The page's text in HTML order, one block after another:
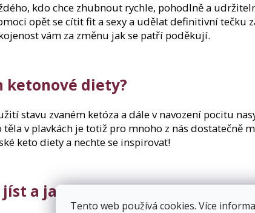
Tento web používá cookies. Více
kdo chce zhubnout rychle, pohodlně a
opět se cítit fit a sexy a udělat definitivní
vám za změnu jak se patří poděkují.
ketonové diety?
stavu zvaném ketóza a dále v navození pocitu
těla v plavkách je totiž pro mnoho z nás
keto diety a nechte se inspirovat!
jíst a jaká je příprava